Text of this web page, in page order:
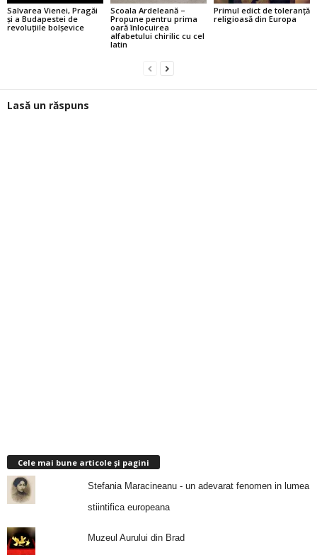
Salvarea Vienei, Pragăi
şi a Budapestei de
revoluţiile bolşevice
Scoala Ardeleană –
Propune pentru prima
oară înlocuirea
alfabetului chirilic cu cel
latin
Primul edict de toleranţă
religioasă din Europa
Lasă un răspuns
Cele mai bune articole și pagini
Stefania Maracineanu - un adevarat fenomen in lumea
stiintifica europeana
Muzeul Aurului din Brad